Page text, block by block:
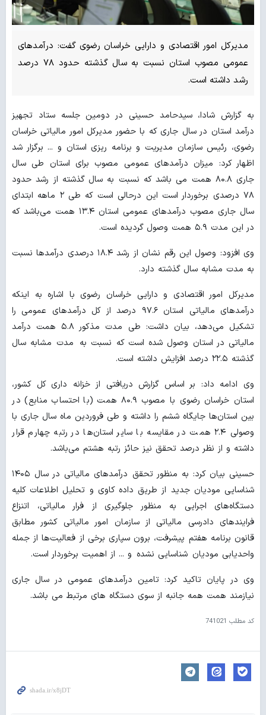
مدیرکل امور اقتصادی و دارایی خراسان رضوی گفت: درآمدهای
عمومی مصوب استان نسبت به سال گذشته حدود ۷۸ درصد
رشد داشته است.
به گزارش شادا، سیدحامد حسینی در دومین جلسه ستاد تجهیز
درآمد استان در سال جاری که با حضور مدیرکل امور مالیاتی خراسان
رضوی، رئیس سازمان مدیریت و برنامه ریزی استان و ... برگزار شد
اظهار کرد: میزان درآمدهای عمومی مصوب برای استان طی سال
جاری ۸۰.۸ همت می باشد که نسبت به سال گذشته از رشد حدود
۷۸ درصدی برخوردار است این درحالی است که طی ۲ ماهه ابتدای
سال جاری مصوب درآمدهای عمومی استان ۱۳.۴ همت می‌باشد که
در این مدت ۵.۹ همت وصول گردیده است.
وی افزود: وصول این رقم نشان از رشد ۱۸.۴ درصدی درآمدها نسبت
به مدت مشابه سال گذشته دارد.
مدیرکل امور اقتصادی و دارایی خراسان رضوی با اشاره به اینکه
درآمدهای مالیاتی استان ۹۷.۶ درصد از کل درآمدهای عمومی را
تشکیل می‌دهد، بیان داشت: طی مدت مذکور ۵.۸ همت درآمد
مالیاتی در استان وصول شده است که نسبت به مدت مشابه سال
گذشته ۲۲.۵ درصد افزایش داشته است.
وی ادامه داد: بر اساس گزارش دریافتی از خزانه داری کل کشور،
استان خراسان رضوی با مصوب ۸۰.۹ همت (با احتساب منابع) در
بین استان‌ها جایگاه ششم را داشته و طی فروردین ماه سال جاری با
وصولی ۲.۴ همت در مقایسه با سایر استان‌ها در رتبه چهارم قرار
داشته و از نظر درصد تحقق نیز حائز رتبه هشتم می‌باشد.
حسینی بیان کرد: به منظور تحقق درآمدهای مالیاتی در سال ۱۴۰۵
شناسایی مودیان جدید از طریق داده کاوی و تحلیل اطلاعات کلیه
دستگاه‌های اجرایی به منظور جلوگیری از فرار مالیاتی، اتنزاع
فرایندهای دادرسی مالیاتی از سازمان امور مالیاتی کشور مطابق
قانون برنامه هفتم پیشرفت، برون سپاری برخی از فعالیت‌ها از جمله
واحدیابی مودیان شناسایی نشده و ... از اهمیت برخوردار است.
وی در پایان تاکید کرد: تامین درآمدهای عمومی در سال جاری
نیازمند همت همه جانبه از سوی دستگاه های مرتبط می باشد.
کد مطلب 741021